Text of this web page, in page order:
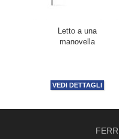
Letto a una
manovella
VEDI DETTAGLI